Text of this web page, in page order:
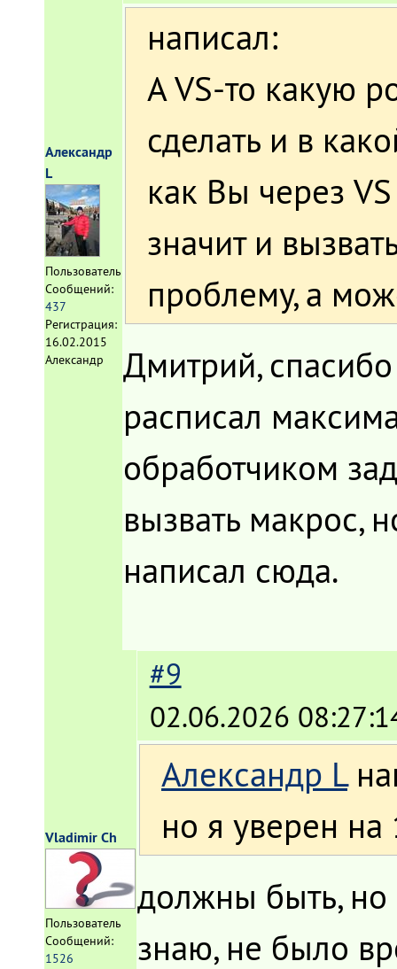
Александр
L
Пользователь
Сообщений:
437
Регистрация:
16.02.2015
Александр
написал:
А VS-то какую
сделать и в
как Вы через
значит и
проблему, а
Дмитрий,
расписал
обработчиком
вызвать макрос,
написал сюда.
Vladimir Ch
Пользователь
Сообщений:
1526
#9
02.06.2026
Александр L
но я уверен на
должны быть, но
знаю, не было